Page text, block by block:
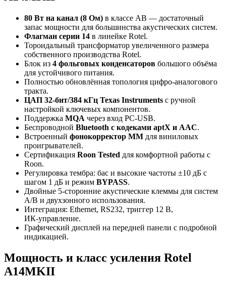
80 Вт на канал (8 Ом) в классе AB — достаточный
запас мощности для большинства акустических систем.
Флагман серии 14 в линейке Rotel.
Тороидальный трансформатор увеличенного размера
собственного производства Rotel.
Блок из 4 фольговых конденсаторов большого объёма
для устойчивого питания.
Полностью обновлённая топология цифро-аналогового
тракта.
ЦАП 32-бит/384 кГц Texas Instruments с ручной
настройкой ключевых компонентов.
Поддержка MQA через вход PC‑USB.
Беспроводной Bluetooth с кодеками aptX и AAC.
Встроенный фонокорректор MM для виниловых
проигрывателей.
Сертификация Roon Tested для комфортной работы с
Roon.
Регулировка тембра: бас и высокие частоты ±10 дБ с
шагом 1 дБ и режим BYPASS.
Двойные 5‑сторонние акустические клеммы для систем
A/B и двухзонного использования.
Интеграция: Ethernet, RS232, триггер 12 В,
ИК‑управление.
Графический дисплей на передней панели с подробной
индикацией.
Мощность и класс усиления Rotel
A14MKII